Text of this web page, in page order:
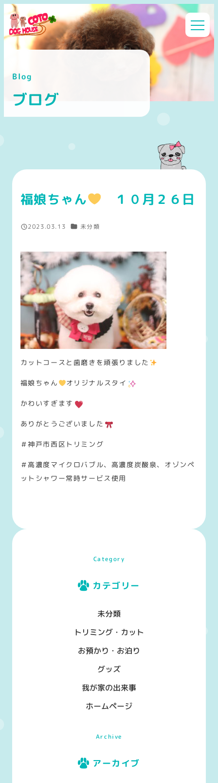
メ
イ
ン
へ
Blog
ブログ
福娘ちゃん １０月２６日
投稿日
2023.03.13 カテゴリー
未分類
カットコースと歯磨きを頑張りました
福娘ちゃん オリジナルスタイ
かわいすぎます
ありがとうございました
＃神戸市西区トリミング
＃高濃度マイクロバブル、高濃度炭酸泉、オゾンペ
ットシャワー常時サービス使用
Category
カテゴリー
未分類
トリミング・カット
お預かり・お泊り
グッズ
我が家の出来事
ホームページ
Archive
アーカイブ